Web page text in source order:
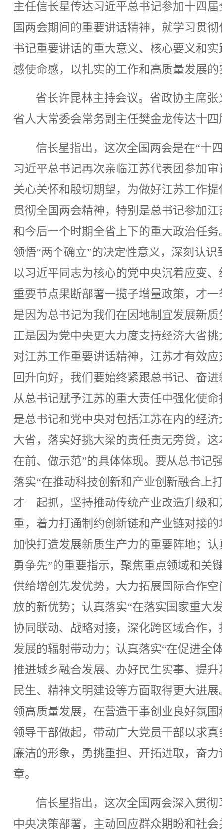
主任信长星传达习近平总书记参加十四
国两会期间的重要讲话精神，就学习贯
书记重要讲话的重大意义、核心要义和
感使命感，以扎实的工作和高质量发展
省长许昆林主持会议。省政协主席
省人大常委会常务副主任樊金龙传达十
信长星指出，这次全国两会是在“十
习近平总书记再次亲临江苏代表团参加
关心关怀和殷切期望，为做好江苏工作
贯彻全国两会精神，特别是总书记参加
和今后一个时期全省上下的重大政治任
领悟“两个确立”的决定性意义，深刻认
以习近平同志为核心的党中央沉着应变
重要节点果断部署一揽子增量政策，才
是因为总书记为我们在因地制宜发展新
正是因为党中央更大力度支持经济大省
对江苏工作重要讲话精神，江苏才有效
回升向好，我们要始终紧跟总书记、奋
从总书记赋予江苏的重大责任中强化使
是总书记和党中央对包括江苏在内的经
大省，落实好挑大梁的责任责无旁贷，
在前、做示范”的具体体现。要从总书记
落实“在推动科技创新和产业创新融合上
才一起抓，坚持推动传统产业改造升级
重，着力打通制约创新链和产业链对接
加快打造发展新质生产力的重要阵地；
勇争先”的重要指示，聚焦重点领域和关
供给增创先发优势，大力拓展国际合作
放的新优势；认真落实“在落实国家重大
协同联动、战略对接，深化跨区域合作
发展的辐射带动力；认真落实“在促进全
推进城乡融合发展、办好民生实事、提
民生、精神文明建设等方面取得更大进
领高质量发展，在营造干事创业良好氛
领导干部做起，带动广大党员干部以求
廉洁的形象，勇挑重担、开拓进取，奋
章。
信长星指出，这次全国两会深入贯
中央决策部署，主动回应群众期盼和社